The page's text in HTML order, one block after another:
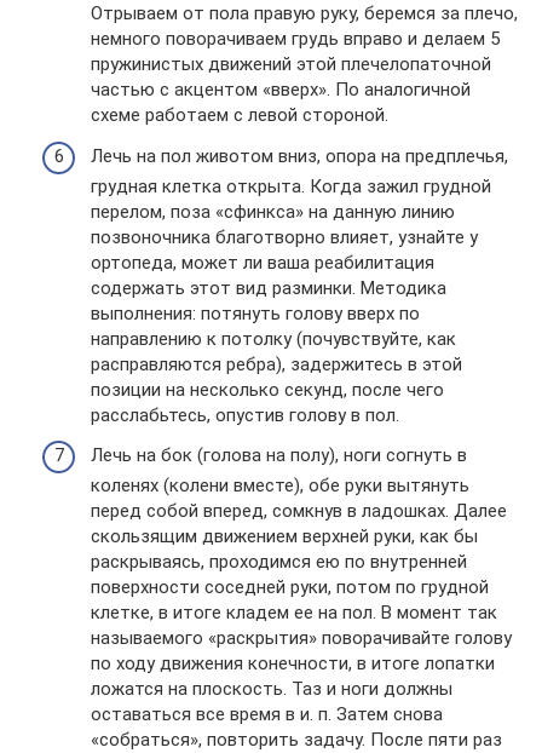
Отрываем от пола правую руку, беремся за плечо,
немного поворачиваем грудь вправо и делаем 5
пружинистых движений этой плечелопаточной
частью с акцентом «вверх». По аналогичной
схеме работаем с левой стороной.
Лечь на пол животом вниз, опора на предплечья,
грудная клетка открыта. Когда зажил грудной
перелом, поза «сфинкса» на данную линию
позвоночника благотворно влияет, узнайте у
ортопеда, может ли ваша реабилитация
содержать этот вид разминки. Методика
выполнения: потянуть голову вверх по
направлению к потолку (почувствуйте, как
расправляются ребра), задержитесь в этой
позиции на несколько секунд, после чего
расслабьтесь, опустив голову в пол.
Лечь на бок (голова на полу), ноги согнуть в
коленях (колени вместе), обе руки вытянуть
перед собой вперед, сомкнув в ладошках. Далее
скользящим движением верхней руки, как бы
раскрываясь, проходимся ею по внутренней
поверхности соседней руки, потом по грудной
клетке, в итоге кладем ее на пол. В момент так
называемого «раскрытия» поворачивайте голову
по ходу движения конечности, в итоге лопатки
ложатся на плоскость. Таз и ноги должны
оставаться все время в и. п. Затем снова
«собраться», повторить задачу. После пяти раз